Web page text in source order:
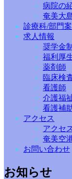
病院の
奄美大
診療科/部門
求人情報
奨学金
福利厚
薬剤師
臨床検
看護師
介護福
看護補
アクセス
アクセス
奄美空
お問い合わせ
お知らせ